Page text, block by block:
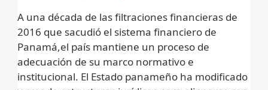
A una década de las filtraciones financieras de
2016 que sacudió el sistema financiero de
Panamá,el país mantiene un proceso de
adecuación de su marco normativo e
institucional. El Estado panameño ha modificado